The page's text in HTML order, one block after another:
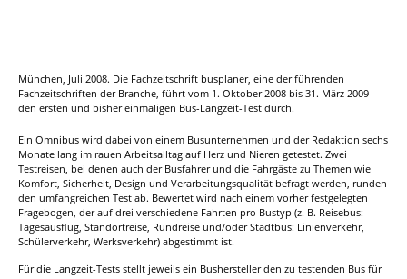
München, Juli 2008. Die Fachzeitschrift busplaner, eine der führenden
Fachzeitschriften der Branche, führt vom 1. Oktober 2008 bis 31. März 2009
den ersten und bisher einmaligen Bus-Langzeit-Test durch.
Ein Omnibus wird dabei von einem Busunternehmen und der Redaktion sechs
Monate lang im rauen Arbeitsalltag auf Herz und Nieren getestet. Zwei
Testreisen, bei denen auch der Busfahrer und die Fahrgäste zu Themen wie
Komfort, Sicherheit, Design und Verarbeitungsqualität befragt werden, runden
den umfangreichen Test ab. Bewertet wird nach einem vorher festgelegten
Fragebogen, der auf drei verschiedene Fahrten pro Bustyp (z. B. Reisebus:
Tagesausflug, Standortreise, Rundreise und/oder Stadtbus: Linienverkehr,
Schülerverkehr, Werksverkehr) abgestimmt ist.
Für die Langzeit-Tests stellt jeweils ein Bushersteller den zu testenden Bus für